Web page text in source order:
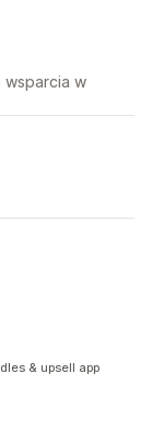
wsparcia w
& upsell app